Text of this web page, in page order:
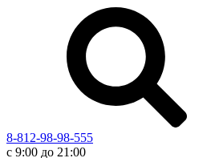
8-812-98-98-555
с 9:00 до 21:00